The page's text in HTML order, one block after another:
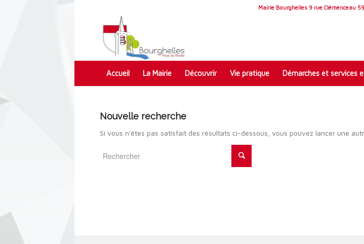
Mairie Bourghelles 9 rue Clémenceau
Accueil La Mairie Découvrir Vie pratique Démarches et services
Nouvelle recherche
Si vous n'êtes pas satisfait des résultats ci-dessous, vous pouvez lancer une